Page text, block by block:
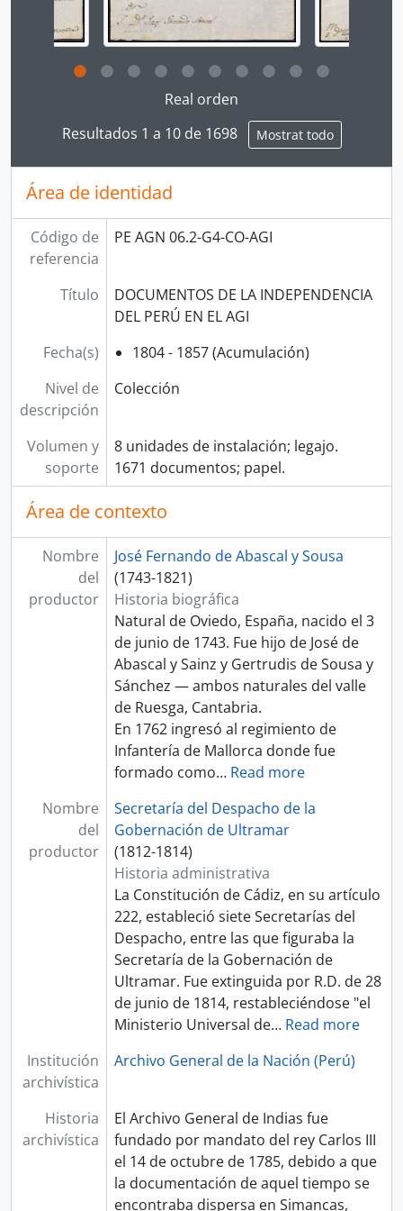
Clicking this description title link will open the
Real orden
Resultados 1 a 10 de 1698
Mostrat todo
Área de identidad
Código de
referencia
PE AGN 06.2-G4-CO-AGI
Título
DOCUMENTOS DE LA INDEPENDENCIA
DEL PERÚ EN EL AGI
Fecha(s)
1804 - 1857 (Acumulación)
Nivel de
descripción
Colección
Volumen y
soporte
8 unidades de instalación; legajo.
1671 documentos; papel.
Área de contexto
Nombre
del
productor
José Fernando de Abascal y Sousa
(1743-1821)
Historia biográfica
Natural de Oviedo, España, nacido el 3
de junio de 1743. Fue hijo de José de
Abascal y Sainz y Gertrudis de Sousa y
Sánchez — ambos naturales del valle
de Ruesga, Cantabria.
En 1762 ingresó al regimiento de
Infantería de Mallorca donde fue
formado como… Read more
Nombre
del
productor
Secretaría del Despacho de la
Gobernación de Ultramar
(1812-1814)
Historia administrativa
La Constitución de Cádiz, en su artículo
222, estableció siete Secretarías del
Despacho, entre las que figuraba la
Secretaría de la Gobernación de
Ultramar. Fue extinguida por R.D. de 28
de junio de 1814, restableciéndose "el
Ministerio Universal de… Read more
Institución
archivística
Archivo General de la Nación (Perú)
Historia
archivística
El Archivo General de Indias fue
fundado por mandato del rey Carlos III
el 14 de octubre de 1785, debido a que
la documentación de aquel tiempo se
encontraba dispersa en Simancas,